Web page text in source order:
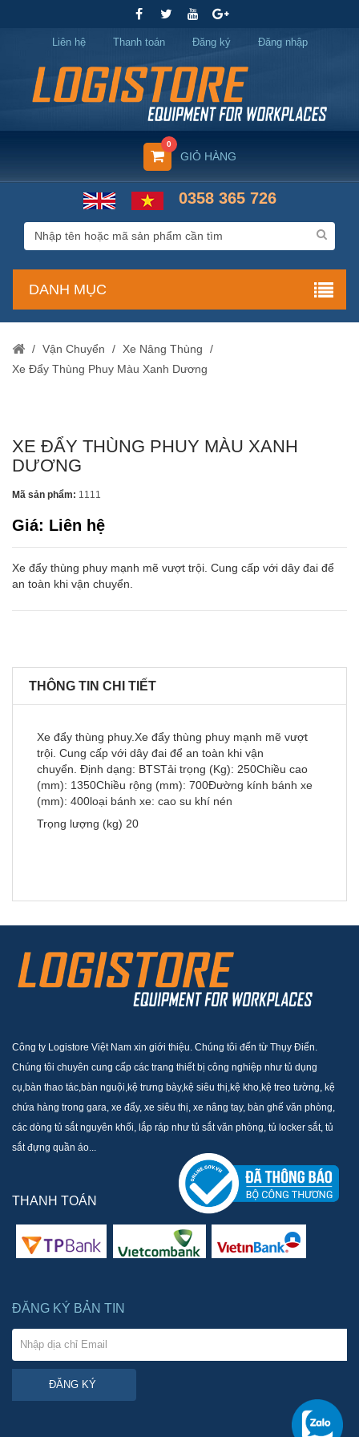
Liên hệ Thanh toán Đăng ký Đăng nhập
GIỎ HÀNG
0
0358 365 726
DANH MỤC
/ Vận Chuyển / Xe Nâng Thùng
/
Xe Đẩy Thùng Phuy Màu Xanh Dương
XE ĐẨY THÙNG PHUY MÀU XANH
DƯƠNG
Mã sản phẩm: 1111
Giá: Liên hệ
Xe đẩy thùng phuy mạnh mẽ vượt trội. Cung cấp với dây đai để
an toàn khi vận chuyển.
THÔNG TIN CHI TIẾT
Xe đẩy thùng phuy.Xe đẩy thùng phuy mạnh mẽ vượt
trội. Cung cấp với dây đai để an toàn khi vận
chuyển. Định dạng: BTSTải trọng (Kg): 250Chiều cao
(mm): 1350Chiều rộng (mm): 700Đường kính bánh xe
(mm): 400loại bánh xe: cao su khí nén
Trọng lượng (kg) 20
Công ty Logistore Việt Nam xin giới thiệu. Chúng tôi đến từ Thụy Điển.
Chúng tôi chuyên cung cấp các trang thiết bị công nghiệp như tủ dụng
cụ,bàn thao tác,bàn nguội,kệ trưng bày,kệ siêu thị,kệ kho,kệ treo tường, kệ
chứa hàng trong gara, xe đẩy, xe siêu thị, xe nâng tay, bàn ghế văn phòng,
các dòng tủ sắt nguyên khối, lắp ráp như tủ sắt văn phòng, tủ locker sắt, tủ
sắt đựng quần áo...
THANH TOÁN
ĐĂNG KÝ BẢN TIN
ĐĂNG KÝ